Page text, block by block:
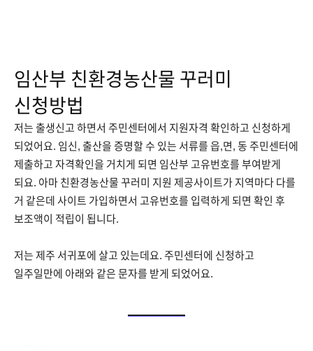
임산부 친환경농산물 꾸러미
신청방법
저는 출생신고 하면서 주민센터에서 지원자격 확인하고 신청하게
되었어요. 임신, 출산을 증명할 수 있는 서류를 읍,면, 동 주민센터에
제출하고 자격확인을 거치게 되면 임산부 고유번호를 부여받게
되요. 아마 친환경농산물 꾸러미 지원 제공사이트가 지역마다 다를
거 같은데 사이트 가입하면서 고유번호를 입력하게 되면 확인 후
보조액이 적립이 됩니다.
저는 제주 서귀포에 살고 있는데요. 주민센터에 신청하고
일주일만에 아래와 같은 문자를 받게 되었어요.